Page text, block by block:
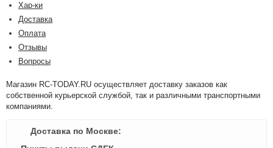
Хар-ки
Доставка
Оплата
Отзывы
Вопросы
Магазин RC-TODAY.RU осуществляет доставку заказов как
собственной курьерской службой, так и различными транспортными
компаниями.
Доставка по Москве: